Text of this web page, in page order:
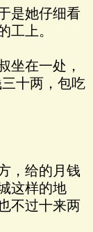
是她仔细看
工上。
坐在一处，
十两，包吃
，给的月钱
这样的地
不过十来两